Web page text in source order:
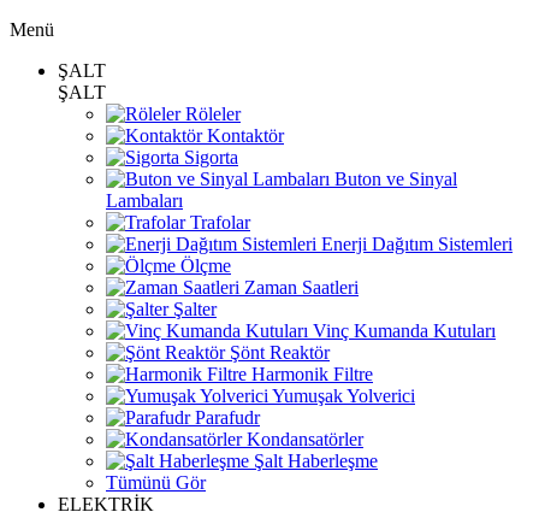
Menü
ŞALT
ŞALT
Röleler
Kontaktör
Sigorta
Buton ve Sinyal
Lambaları
Trafolar
Enerji Dağıtım Sistemleri
Ölçme
Zaman Saatleri
Şalter
Vinç Kumanda Kutuları
Şönt Reaktör
Harmonik Filtre
Yumuşak Yolverici
Parafudr
Kondansatörler
Şalt Haberleşme
Tümünü Gör
ELEKTRİK